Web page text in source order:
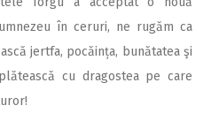
în ceruri, ne rugăm ca
jertfa, pocăința, bunătatea şi
cu dragostea pe care